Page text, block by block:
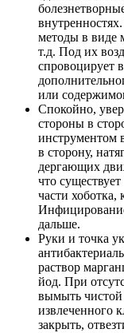
методы в виде
т.д. Под их
спровоцирует
или
Спокойно,
стороны в
инструментом
в сторону,
дергающих
что
части хоботка,
дальше.
Руки и точка
раствор
йод. При
вымыть
извлеченного
закрыть,